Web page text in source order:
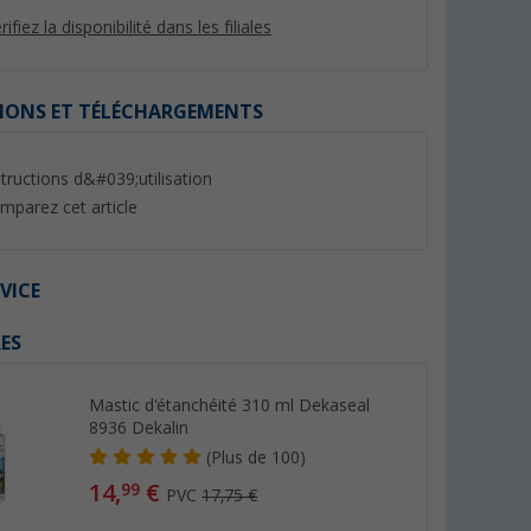
la disponibilité dans les filiales
ET TÉLÉCHARGEMENTS
d&#039;utilisation
cet article
Mastic d'étanchéité 310 ml Dekaseal
8936 Dekalin
(Plus de 100)
14,99 € PVC17,75 €
%
19,99€
PVC 34,99 €